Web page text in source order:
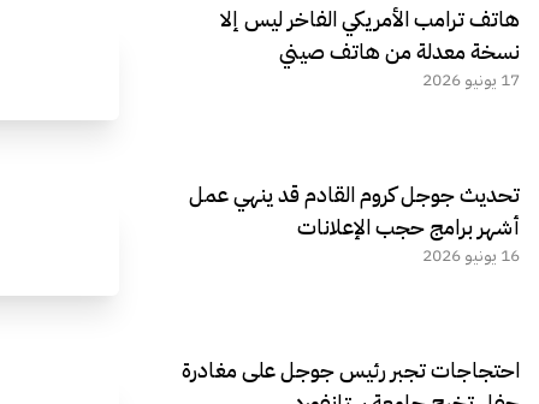
هاتف ترامب الأمريكي الفاخر ليس إلا
نسخة معدلة من هاتف صيني
17 يونيو 2026
تحديث جوجل كروم القادم قد ينهي عمل
أشهر برامج حجب الإعلانات
16 يونيو 2026
احتجاجات تجبر رئيس جوجل على مغادرة